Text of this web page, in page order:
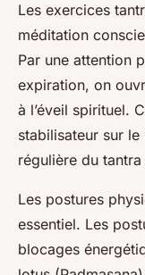
Les exercices
méditation
Par une attention
expiration, on
à l’éveil spirituel.
stabilisateur sur
régulière du
Les postures
essentiel. Les
blocages